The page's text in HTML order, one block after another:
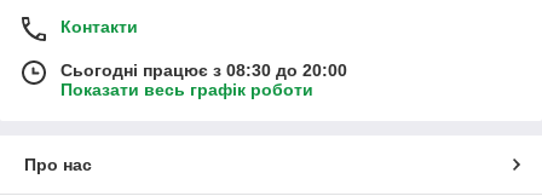
Контакти
Сьогодні працює з 08:30 до 20:00
Показати весь графік роботи
Про нас